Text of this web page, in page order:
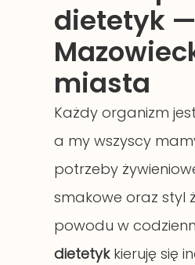
dietetyk
miasta
Każdy organizm
a my wszyscy
potrzeby
smakowe oraz styl
powodu w
dietetykkieruję się